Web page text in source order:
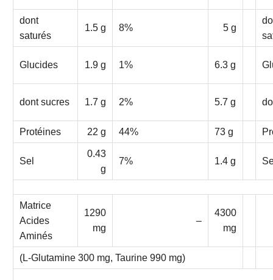
dont
saturés
1.5 g 8% 5 g
Glucides 1.9 g 1% 6.3 g
dont sucres 1.7 g 2% 5.7 g
Protéines 22 g 44% 73 g
Sel
0.43
g
7% 1.4 g
Matrice
Acides
Aminés
1290
mg
–
4300
mg
(L-Glutamine 300 mg, Taurine 990 mg)